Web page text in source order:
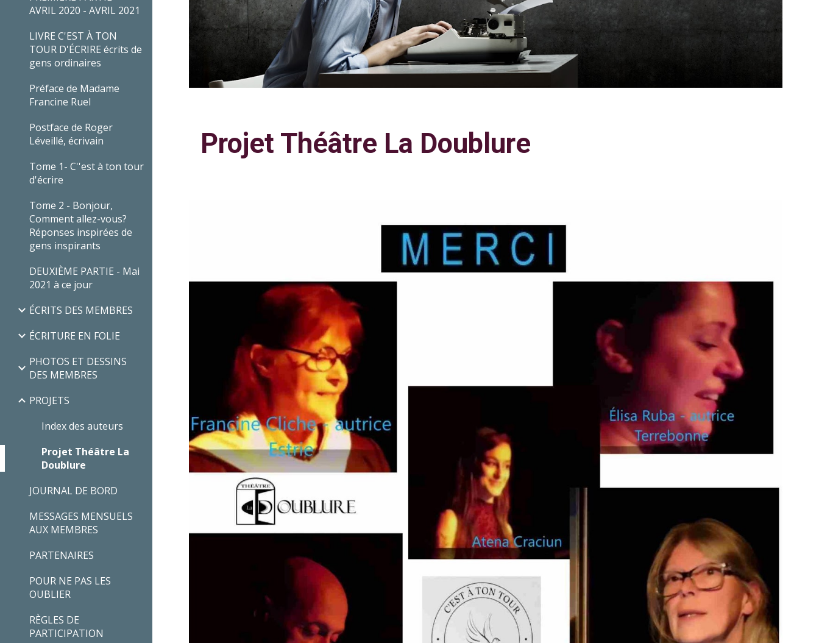
AVRIL 2020 - AVRIL 2021
LIVRE C'EST À TON
TOUR D'ÉCRIRE écrits de
gens ordinaires
Préface de Madame
Francine Ruel
Postface de Roger
Léveillé, écrivain
Tome 1- C''est à ton tour
d'écrire
Tome 2 - Bonjour,
Comment allez-vous?
Réponses inspirées de
gens inspirants
DEUXIÈME PARTIE - Mai
2021 à ce jour
ÉCRITS DES MEMBRES
ÉCRITURE EN FOLIE
PHOTOS ET DESSINS
DES MEMBRES
PROJETS
Index des auteurs
Projet Théâtre La
Doublure
JOURNAL DE BORD
MESSAGES MENSUELS
AUX MEMBRES
PARTENAIRES
POUR NE PAS LES
OUBLIER
RÈGLES DE
PARTICIPATION
Projet Théâtre La Doublure